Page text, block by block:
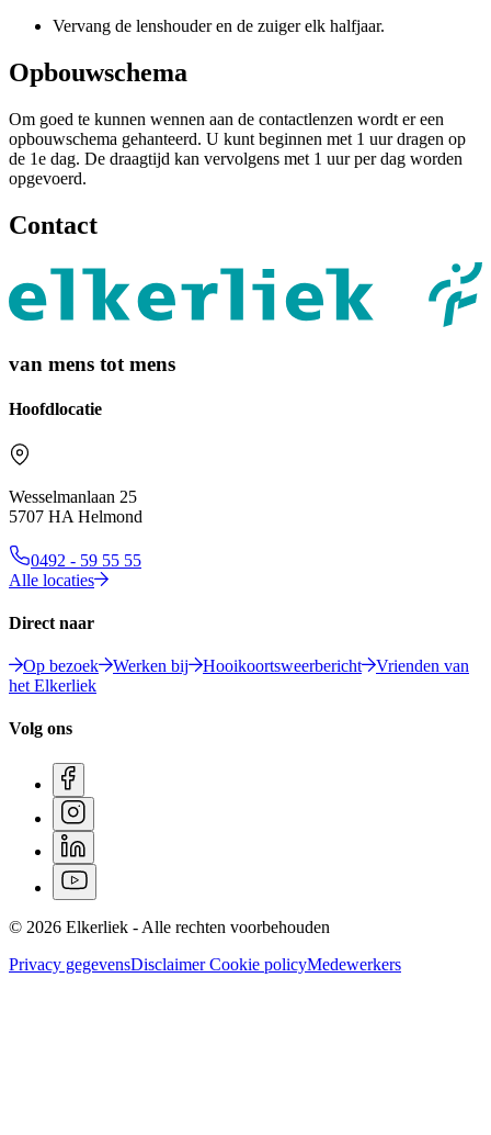
Vervang de lenshouder en de zuiger elk halfjaar.
Opbouwschema
Om goed te kunnen wennen aan de contactlenzen wordt er een
opbouwschema gehanteerd. U kunt beginnen met 1 uur dragen op
de 1e dag. De draagtijd kan vervolgens met 1 uur per dag worden
opgevoerd.
Contact
van mens tot mens
Hoofdlocatie
Wesselmanlaan 25
5707 HA Helmond
0492 - 59 55 55
Alle locaties
Direct naar
Op bezoek Werken bij Hooikoortsweerbericht
Vrienden van
het Elkerliek
Volg ons
© 2026 Elkerliek - Alle rechten voorbehouden
Privacy gegevensDisclaimerCookie policyMedewerkers